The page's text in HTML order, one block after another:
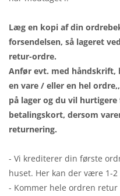
Læg en kopi af din
forsendelsen, så lageret
retur-ordre.
Anfør evt. med håndskrift,
en vare / eller en hel
på lager og du vil
betalingskort, dersom
returnering.
- Vi krediterer din første
huset. Her kan der være 1-
- Kommer hele ordren